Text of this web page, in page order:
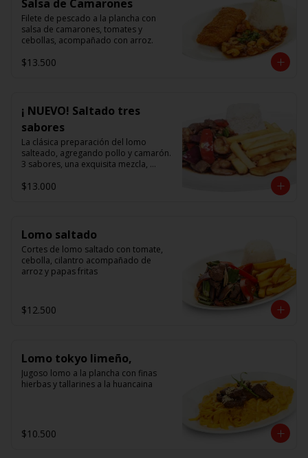
Salsa de Camarones
Filete de pescado a la plancha con
salsa de camarones, tomates y
cebollas, acompañado con arroz.
$13.500
¡ NUEVO! Saltado tres
sabores
La clásica preparación del lomo
salteado, agregando pollo y camarón.
3 sabores, una exquisita mezcla,
$13.000
Lomo saltado
Cortes de lomo saltado con tomate,
cebolla, cilantro acompañado de
arroz y papas fritas
$12.500
Lomo tokyo limeño,
Jugoso lomo a la plancha con finas
hierbas y tallarines a la huancaina
$10.500